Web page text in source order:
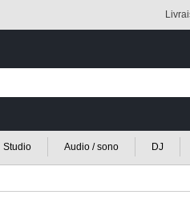
Studio Audio / sono DJ